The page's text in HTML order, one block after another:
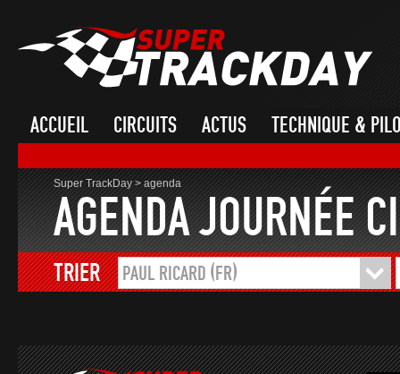
ACCUEIL CIRCUITS ACTUS TECHNIQUE &
Super TrackDay>agenda
AGENDA JOURNÉE
TRIER PAUL RICARD (FR)